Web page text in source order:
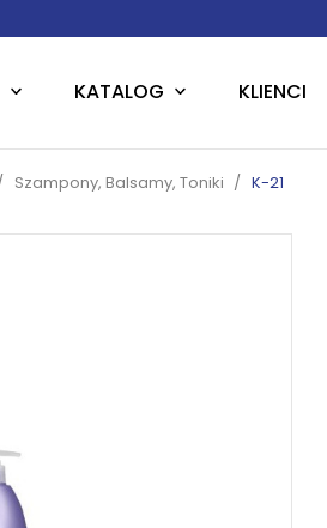
KATALOG KLIENCI
Szampony, Balsamy, Toniki K-21